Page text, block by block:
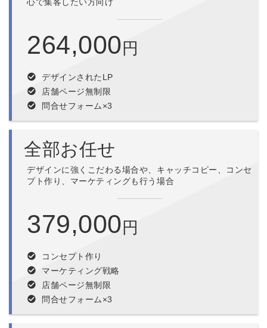
心で集客したい方向け
264,000円
デザインされたLP
店舗ページ無制限
問合せフォーム×3
全部お任せ
デザインに強くこだわる場合や、キャッチコピー、コンセ
プト作り、マーケティングも行う場合
379,000円
コンセプト作り
マーケティング戦略
店舗ページ無制限
問合せフォーム×3